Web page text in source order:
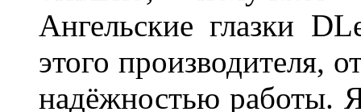
Ангельские глазки
этого производителя,
надёжностью работы.